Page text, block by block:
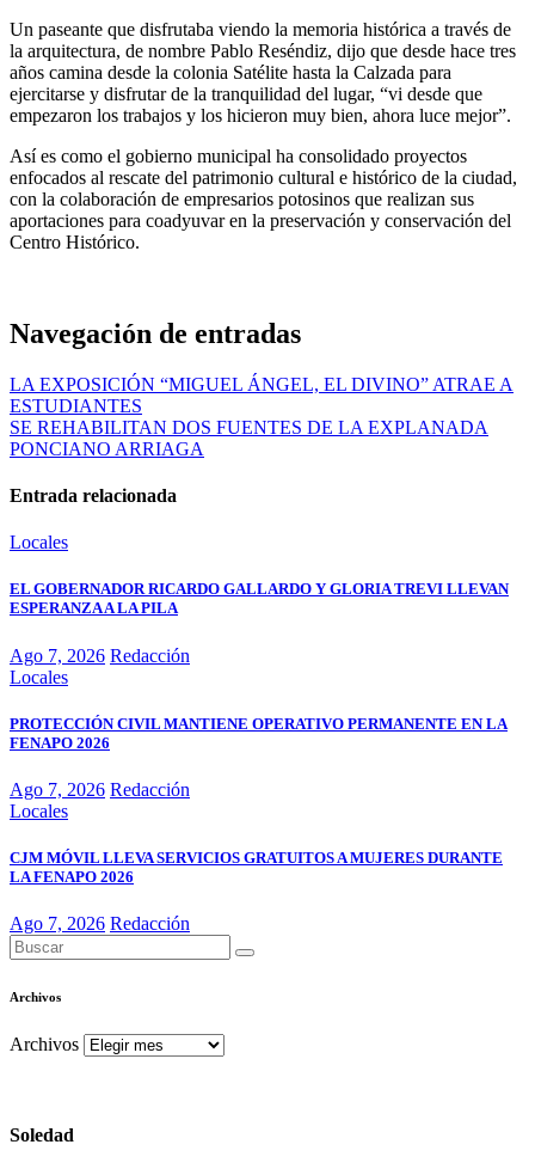
Un paseante que disfrutaba viendo la memoria histórica a través de
la arquitectura, de nombre Pablo Reséndiz, dijo que desde hace tres
años camina desde la colonia Satélite hasta la Calzada para
ejercitarse y disfrutar de la tranquilidad del lugar, “vi desde que
empezaron los trabajos y los hicieron muy bien, ahora luce mejor”.
Así es como el gobierno municipal ha consolidado proyectos
enfocados al rescate del patrimonio cultural e histórico de la ciudad,
con la colaboración de empresarios potosinos que realizan sus
aportaciones para coadyuvar en la preservación y conservación del
Centro Histórico.
Navegación de entradas
LA EXPOSICIÓN “MIGUEL ÁNGEL, EL DIVINO” ATRAE A
ESTUDIANTES
SE REHABILITAN DOS FUENTES DE LA EXPLANADA
PONCIANO ARRIAGA
Entrada relacionada
Locales
EL GOBERNADOR RICARDO GALLARDO Y GLORIA TREVI LLEVAN
ESPERANZA A LA PILA
Ago 7, 2026 Redacción
Locales
PROTECCIÓN CIVIL MANTIENE OPERATIVO PERMANENTE EN LA
FENAPO 2026
Ago 7, 2026 Redacción
Locales
CJM MÓVIL LLEVA SERVICIOS GRATUITOS A MUJERES DURANTE
LA FENAPO 2026
Ago 7, 2026 Redacción
Archivos
Archivos
Soledad